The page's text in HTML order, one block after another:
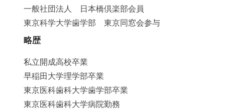
一般社団法人 日本橋倶楽部会員
東京科学大学歯学部 東京同窓会参与
略歴
私立開成高校卒業
早稲田大学理学部卒業
東京医科歯科大学歯学部卒業
東京医科歯科大学病院勤務